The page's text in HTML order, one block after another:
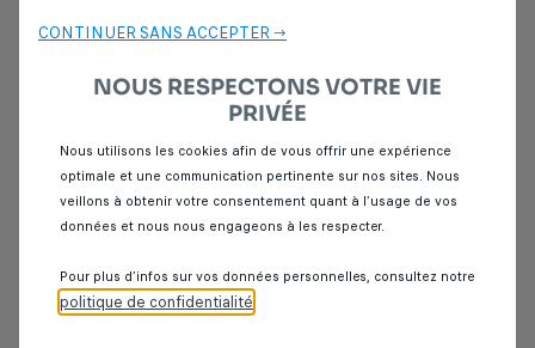
Jeep Compass
2.2 CRD 163 LIMITED 4X4
CONTINUER SANS ACCEPTER →
NOUS RESPECTONS VOTRE VIE
PRIVÉE
Nous utilisons les cookies afin de vous offrir une expérience
optimale et une communication pertinente sur nos sites. Nous
veillons à obtenir votre consentement quant à l’usage de vos
données et nous nous engageons à les respecter.
Pour plus d’infos sur vos données personnelles, consultez notre
politique de confidentialité